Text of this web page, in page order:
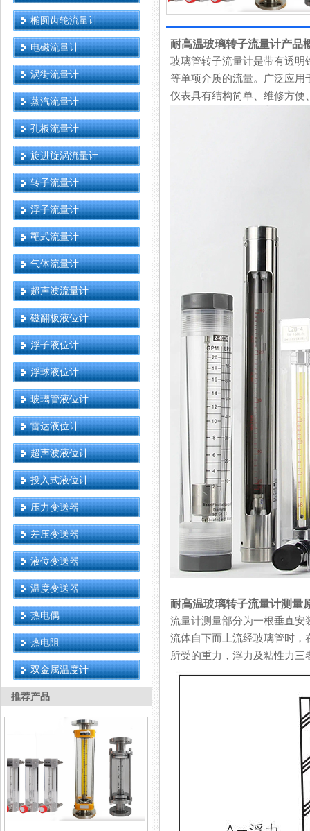
椭圆齿轮流量计
电磁流量计
涡街流量计
蒸汽流量计
孔板流量计
旋进旋涡流量计
转子流量计
浮子流量计
靶式流量计
气体流量计
超声波流量计
磁翻板液位计
浮子液位计
浮球液位计
玻璃管液位计
雷达液位计
超声波液位计
投入式液位计
压力变送器
差压变送器
液位变送器
温度变送器
热电偶
热电阻
双金属温度计
推荐产品
耐高温玻璃转子流量计产品
玻璃管转子流量计是带有透明锥
等单项介质的流量。广泛应用于化
仪表具有结构简单、维修方便
耐高温玻璃转子流量计测量
流量计测量部分为一根垂直安装
流体自下而上流经玻璃管时，
所受的重力，浮力及粘性力三者